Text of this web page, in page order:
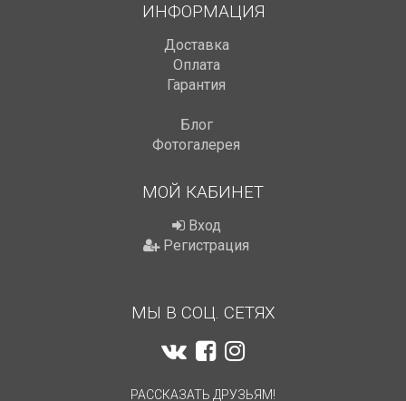
ИНФОРМАЦИЯ
Доставка
Оплата
Гарантия
Блог
Фотогалерея
МОЙ КАБИНЕТ
Вход
Регистрация
МЫ В СОЦ. СЕТЯХ
РАССКАЗАТЬ ДРУЗЬЯМ!